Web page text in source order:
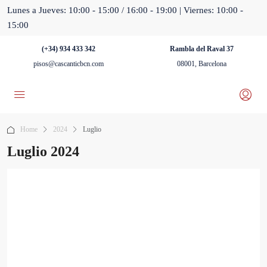
Lunes a Jueves: 10:00 - 15:00 / 16:00 - 19:00 | Viernes: 10:00 -
15:00
(+34) 934 433 342
pisos@cascanticbcn.com
Rambla del Raval 37
08001, Barcelona
Home 2024 Luglio
Luglio 2024